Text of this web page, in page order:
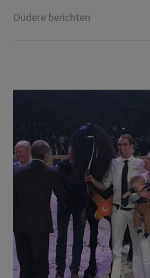
Oudere berichten